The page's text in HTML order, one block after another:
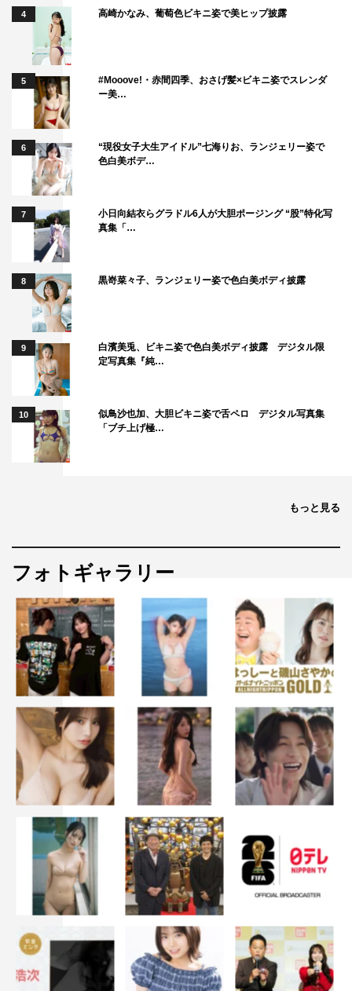
4 高崎かなみ、葡萄色ビキニ姿で美ヒップ披露
5
#Mooove!・赤間四季、おさげ髪×ビキニ姿でスレンダ
ー美…
6
“現役女子大生アイドル”七海りお、ランジェリー姿で
色白美ボデ…
7
小日向結衣らグラドル6人が大胆ポージング “股”特化写
真集「…
8 黒嵜菜々子、ランジェリー姿で色白美ボディ披露
9
白濱美兎、ビキニ姿で色白美ボディ披露 デジタル限
定写真集『純…
10
似鳥沙也加、大胆ビキニ姿で舌ペロ デジタル写真集
「ブチ上げ極…
もっと見る
フォトギャラリー